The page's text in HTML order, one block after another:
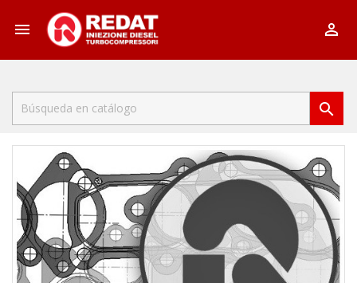
 
